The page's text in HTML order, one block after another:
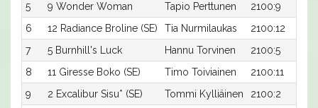
5
9 Wonder Woman Tapio Perttunen 2100:9
6
12 Radiance Broline (SE) Tia Nurmilaukas 2100:12
7
5 Burnhill's Luck Hannu Torvinen 2100:5
8
11 Giresse Boko (SE) Timo Toiviainen 2100:11
9
2 Excalibur Sisu* (SE) Tommi Kylliäinen 2100:2